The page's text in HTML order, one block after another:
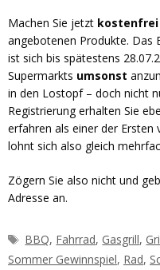
Machen Sie jetzt kostenfrei
angebotenen Produkte. Das
ist sich bis spätestens
Supermarkts umsonst
in den Lostopf – doch nicht
Registrierung erhalten Sie
erfahren als einer der Ersten
lohnt sich also gleich
Zögern Sie also nicht und
Adresse an.
Schlagwörter
BBQ, Fahrrad, Gasgrill,
Sommer Gewinnspiel, Rad,